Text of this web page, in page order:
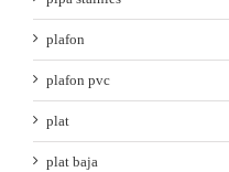
plafon
plafon pvc
plat
plat baja